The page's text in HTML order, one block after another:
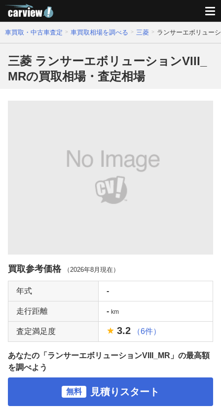
車買取・中古車査定 車買取相場を調べる 三菱 ランサーエボリュー
三菱 ランサーエボリューションVIII_
MRの買取相場・査定相場
買取参考価格 （2026年8月 現在）
年式 -
走行距離 - km
査定満足度 3.2 （6件）
あなたの「ランサーエボリューションVIII_MR」の最高額
を調べよう
無料 見積りスタート